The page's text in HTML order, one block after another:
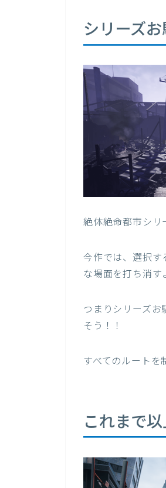
シリーズ
絶体絶命都市シリ
今作では、選択す
な場面を打ち消す
つまりシリーズお
そう！！
すべてのルートを
これまで